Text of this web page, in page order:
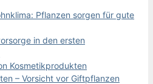
Pflanzen sorgen für gute
in den ersten
Kosmetikprodukten
– Vorsicht vor Giftpflanzen